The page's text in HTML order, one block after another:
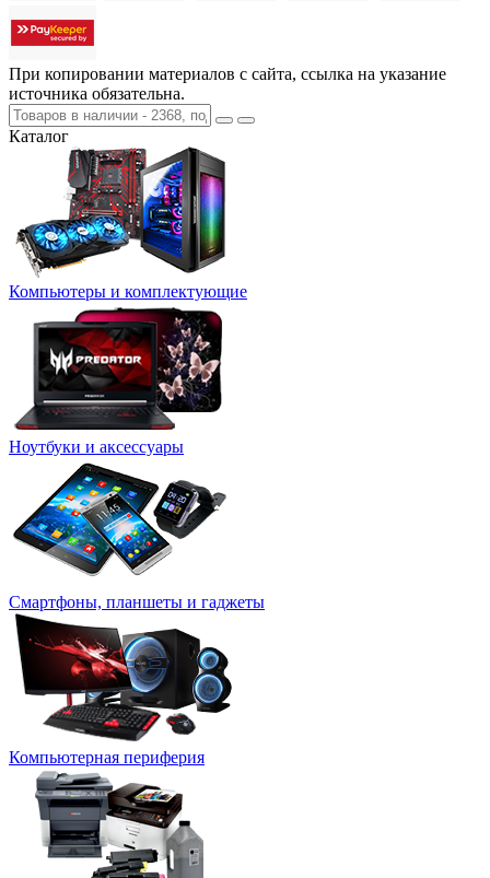
При копировании материалов с сайта, ссылка на указание
источника обязательна.
Каталог
Компьютеры и комплектующие
Ноутбуки и аксессуары
Смартфоны, планшеты и гаджеты
Компьютерная периферия